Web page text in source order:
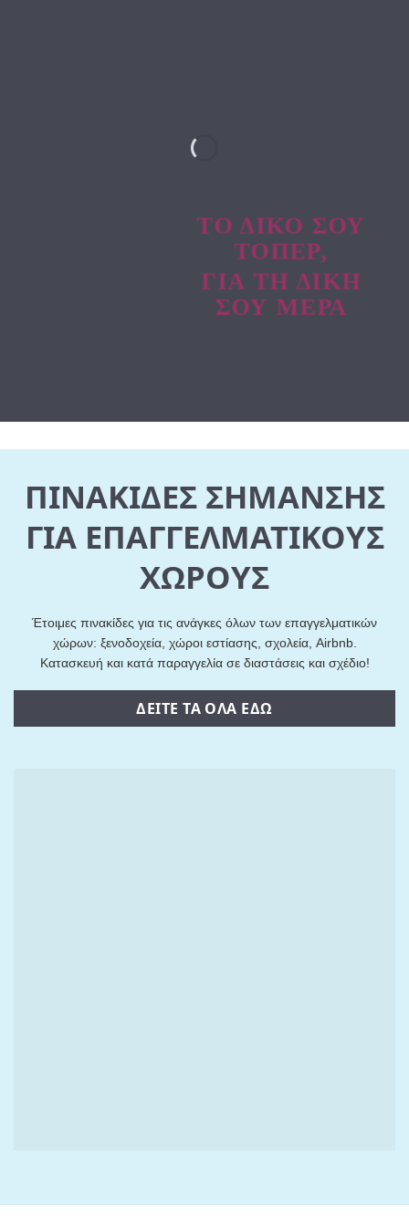
ΤΟ ΔΙΚΟ ΣΟΥ
ΤΟΠΕΡ,
ΓΙΑ ΤΗ ΔΙΚΗ
ΣΟΥ ΜΕΡΑ
ΠΙΝΑΚΙΔΕΣ ΣΗΜΑΝΣΗΣ
ΓΙΑ ΕΠΑΓΓΕΛΜΑΤΙΚΟΥΣ
ΧΩΡΟΥΣ
Έτοιμες πινακίδες για τις ανάγκες όλων των επαγγελματικών
χώρων: ξενοδοχεία, χώροι εστίασης, σχολεία, Airbnb.
Κατασκευή και κατά παραγγελία σε διαστάσεις και σχέδιο!
ΔΕΙΤΕ ΤΑ ΟΛΑ ΕΔΩ